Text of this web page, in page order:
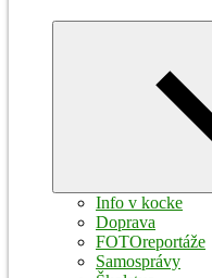
Info v kocke
Doprava
FOTOreportáže
Samosprávy